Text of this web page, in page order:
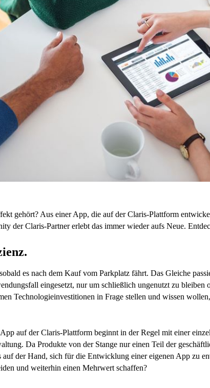
gehört? Aus einer App, die auf der Claris-Plattform
der Claris-Partner erlebt das immer wieder aufs Neue.
es nach dem Kauf vom Parkplatz fährt. Das Gleiche
eingesetzt, nur um schließlich ungenutzt zu bleiben
Technologieinvestitionen in Frage stellen und wissen
auf der Claris-Plattform beginnt in der Regel mit einer
Da Produkte von der Stange nur einen Teil der
auf der Hand, sich für die Entwicklung einer eigenen App zu
und weiterhin einen Mehrwert schaffen?